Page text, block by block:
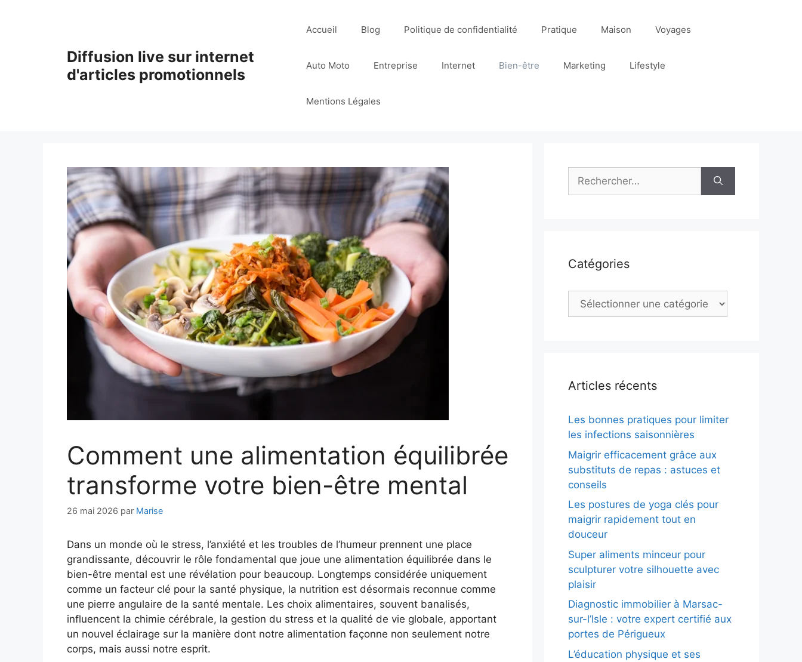
Diffusion live sur internet
d'articles promotionnels
Accueil Blog Politique de confidentialité Pratique Maison Voyages
Auto Moto Entreprise Internet Bien-être Marketing Lifestyle
Mentions Légales
Comment une alimentation équilibrée
transforme votre bien-être mental
26 mai 2026 par Marise
Dans un monde où le stress, l’anxiété et les troubles de l’humeur prennent une place
grandissante, découvrir le rôle fondamental que joue une alimentation équilibrée dans le
bien-être mental est une révélation pour beaucoup. Longtemps considérée uniquement
comme un facteur clé pour la santé physique, la nutrition est désormais reconnue comme
une pierre angulaire de la santé mentale. Les choix alimentaires, souvent banalisés,
influencent la chimie cérébrale, la gestion du stress et la qualité de vie globale, apportant
un nouvel éclairage sur la manière dont notre alimentation façonne non seulement notre
corps, mais aussi notre esprit.
Rechercher :
Catégories
Catégories
Articles récents
Les bonnes pratiques pour limiter
les infections saisonnières
Maigrir efficacement grâce aux
substituts de repas : astuces et
conseils
Les postures de yoga clés pour
maigrir rapidement tout en
douceur
Super aliments minceur pour
sculpturer votre silhouette avec
plaisir
Diagnostic immobilier à Marsac-
sur-l’Isle : votre expert certifié aux
portes de Périgueux
L’éducation physique et ses